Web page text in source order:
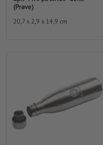
(Prøve)
20,7 x 2,9 x 14,9 cm